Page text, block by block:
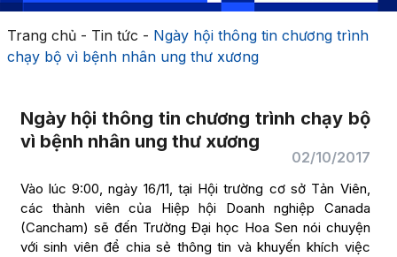
Trang chủ- Tin tức - Ngày hội thông tin chương trình
chạy bộ vì bệnh nhân ung thư xương
Ngày hội thông tin chương trình chạy bộ
vì bệnh nhân ung thư xương
02/10/2017
Vào lúc 9:00, ngày 16/11, tại Hội trường cơ sở Tản Viên,
các thành viên của Hiệp hội Doanh nghiệp Canada
(Cancham) sẽ đến Trường Đại học Hoa Sen nói chuyện
với sinh viên để chia sẻ thông tin và khuyến khích việc